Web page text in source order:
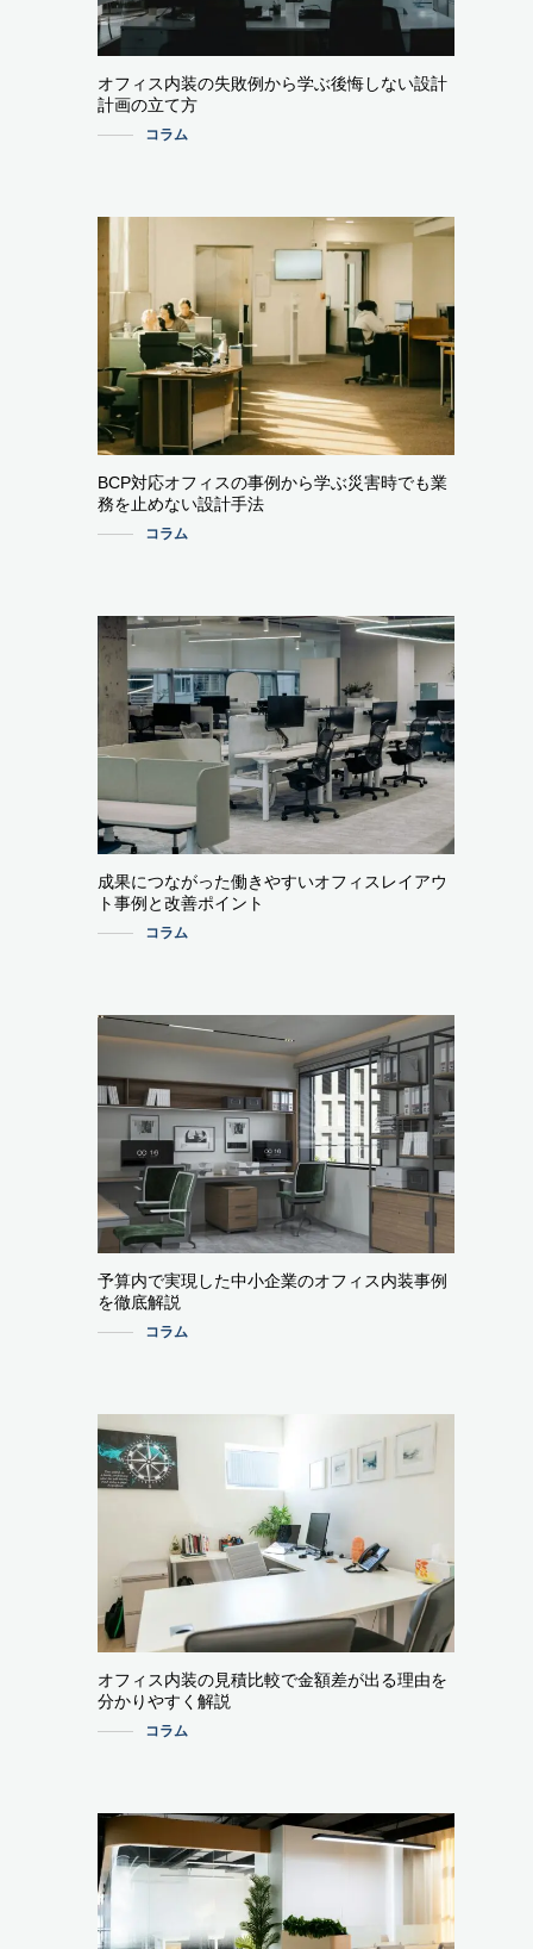
オフィス内装の失敗例から学ぶ後悔しない設計
計画の立て方
コラム
BCP対応オフィスの事例から学ぶ災害時でも業
務を止めない設計手法
コラム
成果につながった働きやすいオフィスレイアウ
ト事例と改善ポイント
コラム
予算内で実現した中小企業のオフィス内装事例
を徹底解説
コラム
オフィス内装の見積比較で金額差が出る理由を
分かりやすく解説
コラム